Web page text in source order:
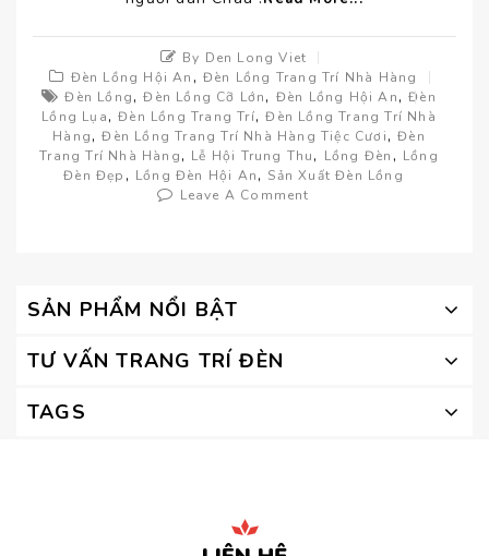
By Den Long Viet
Đèn Lồng Hội An ,Đèn Lồng Trang Trí Nhà Hàng
Đèn Lồng,Đèn Lồng Cỡ Lớn, Đèn Lồng Hội An,Đèn
Lồng Lụa,Đèn Lồng Trang Trí,Đèn Lồng Trang Trí Nhà
Hàng,Đèn Lồng Trang Trí Nhà Hàng Tiệc Cươi,Đèn
Trang Trí Nhà Hàng, Lễ Hội Trung Thu, Lồng Đèn , Lồng
Đèn Đẹp , Lồng Đèn Hội An, Sản Xuất Đèn Lồng
Leave A Comment
SẢN PHẨM NỔI BẬT
TƯ VẤN TRANG TRÍ ĐÈN
TAGS